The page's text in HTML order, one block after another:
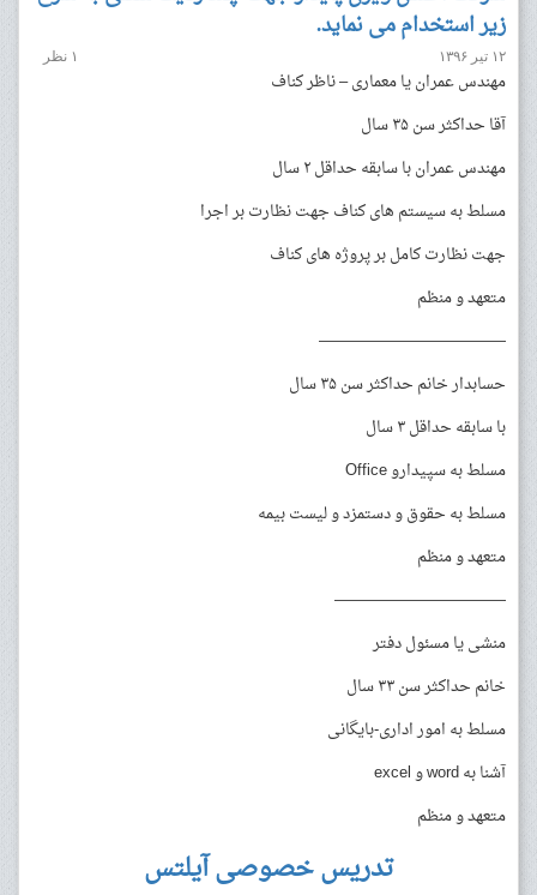
زیر استخدام می نماید.
۱۲ تیر ۱۳۹۶ ۱ نظر
مهندس عمران یا معماری – ناظر کناف
آقا حداکثر سن ۳۵ سال
مهندس عمران با سابقه حداقل ۲ سال
مسلط به سیستم های کناف جهت نظارت بر اجرا
جهت نظارت کامل بر پروژه های کناف
متعهد و منظم
————————————
حسابدار خانم حداکثر سن ۳۵ سال
با سابقه حداقل ۳ سال
مسلط به سپیدارو Office
مسلط به حقوق و دستمزد و لیست بیمه
متعهد و منظم
———————————
منشی یا مسئول دفتر
خانم حداکثر سن ۳۳ سال
مسلط به امور اداری-بایگانی
آشنا به word و excel
متعهد و منظم
تدریس خصوصی آیلتس